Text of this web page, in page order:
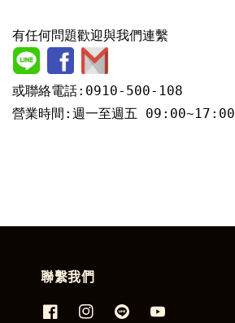
有任何問題歡迎與我們連繫
或聯絡電話:0910-500-108
營業時間:週一至週五 09:00~17:00
聯繫我們